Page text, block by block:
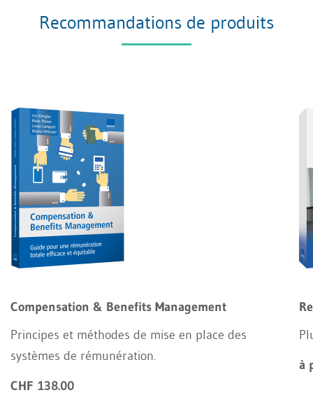
Recommandations de produits
Compensation & Benefits Management
Principes et méthodes de mise en place des
systèmes de rémunération.
CHF 138.00
à